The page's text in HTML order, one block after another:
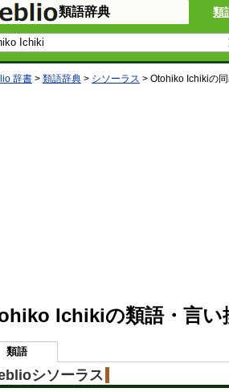
類語辞典 類
辞書 > 類語辞典 > シソーラス > Otohiko Ichikiの
4
5
%
Ichikiの類語・言い
類語
シソーラス